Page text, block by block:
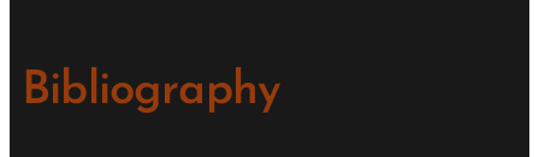
Bibliography